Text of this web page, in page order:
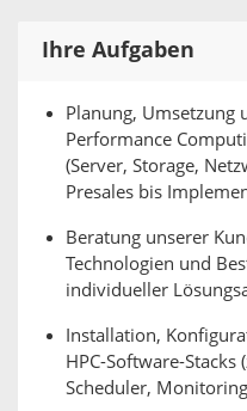
Ihre Aufgaben
Planung, Umsetzung
Performance
(Server, Storage,
Presales bis
Beratung unserer
Technologien und
individueller
Installation,
HPC-Software-Stacks
Scheduler,